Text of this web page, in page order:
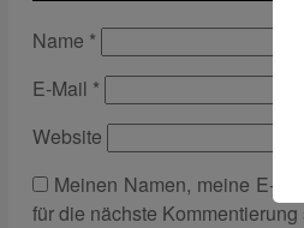
Name *
E-Mail *
Website
Meinen Namen, meine E-
für die nächste